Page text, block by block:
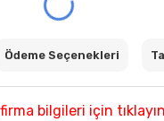
Ödeme Seçenekleri
bilgileri için